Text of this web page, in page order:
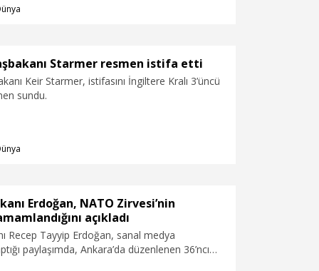
Starmer resmen istifa etti
Keir Starmer, istifasını İngiltere Kralı 3’üncü
sundu.
Erdoğan, NATO Zirvesi’nin
açıkladı
Recep Tayyip Erdoğan, sanal medya
paylaşımda, Ankara’da düzenlenen 36’ncı